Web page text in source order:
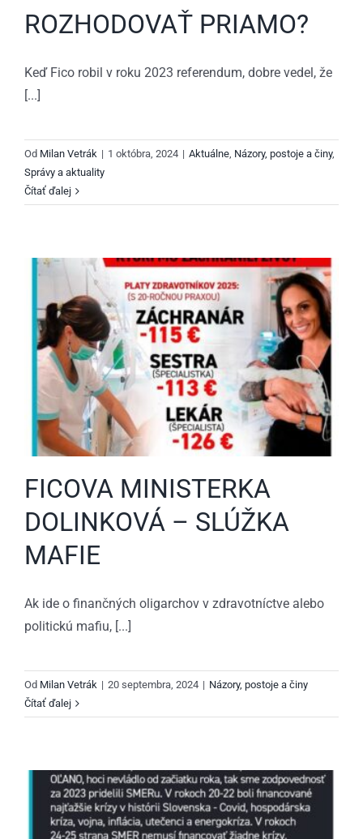
ROZHODOVAŤ PRIAMO?
Keď Fico robil v roku 2023 referendum, dobre vedel, že
[...]
Od Milan Vetrák | 1 októbra, 2024 | Aktuálne Názory, postoje a činy,
Správy a aktuality
Čítať ďalej
FICOVA MINISTERKA
DOLINKOVÁ – SLÚŽKA
MAFIE
Ak ide o finančných oligarchov v zdravotníctve alebo
politickú mafiu, [...]
Od Milan Vetrák | 20 septembra, 2024 | Názory, postoje a činy
Čítať ďalej